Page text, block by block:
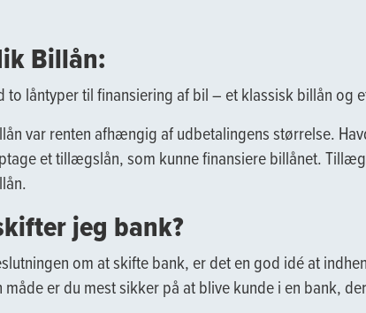
Billån:
to låntyper til finansiering af bil – et klassisk billån og
var renten afhængig af udbetalingens størrelse.
et tillægslån, som kunne finansiere billånet.
jeg bank?
om at skifte bank, er det en god idé at
måde er du mest sikker på at blive kunde i en bank,